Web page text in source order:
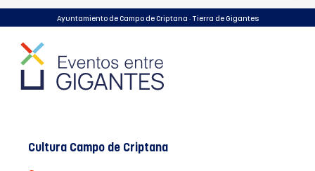
Ayuntamiento de Campo de Criptana · Tierra de Gigantes
Cultura Campo de Criptana